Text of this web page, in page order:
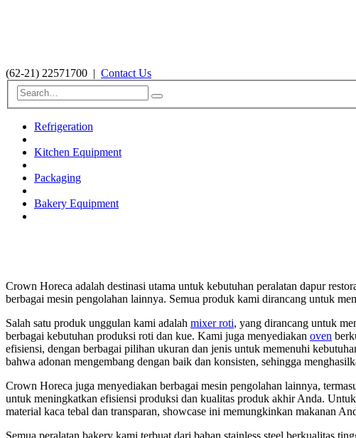
(62-21) 22571700 | Contact Us
Refrigeration
Kitchen Equipment
Packaging
Bakery Equipment
Crown Horeca adalah destinasi utama untuk kebutuhan peralatan dapur
berbagai mesin pengolahan lainnya. Semua produk kami dirancang untuk
Salah satu produk unggulan kami adalah mixer roti, yang dirancang untuk
berbagai kebutuhan produksi roti dan kue. Kami juga menyediakan oven
efisiensi, dengan berbagai pilihan ukuran dan jenis untuk memenuhi
bahwa adonan mengembang dengan baik dan konsisten, sehingga
Crown Horeca juga menyediakan berbagai mesin pengolahan lainnya,
untuk meningkatkan efisiensi produksi dan kualitas produk akhir Anda.
material kaca tebal dan transparan, showcase ini memungkinkan makanan
Semua peralatan bakery kami terbuat dari bahan stainless steel berkualitas